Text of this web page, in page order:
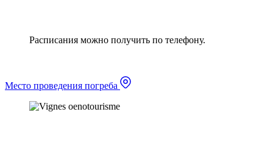
Расписания можно получить по телефону.
Место проведения погреба